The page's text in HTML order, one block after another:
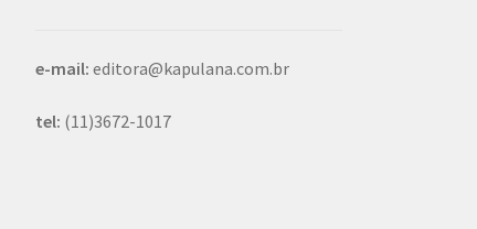
e-mail: editora@kapulana.com.br
tel: (11)3672-1017